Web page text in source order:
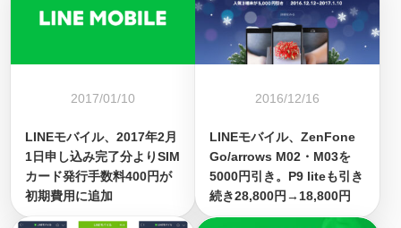
2017/01/10
LINEモバイル、2017年2月
1日申し込み完了分よりSIM
カード発行手数料400円が
初期費用に追加
2016/12/16
LINEモバイル、ZenFone
Go/arrows M02・M03を
5000円引き。P9 liteも引き
続き28,800円→18,800円